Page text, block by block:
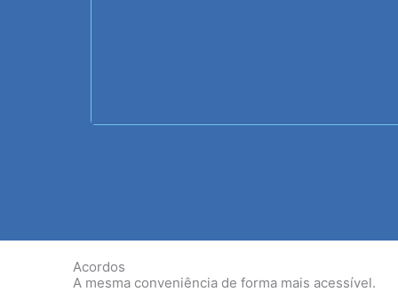
Acordos
A mesma conveniência de forma mais acessível.